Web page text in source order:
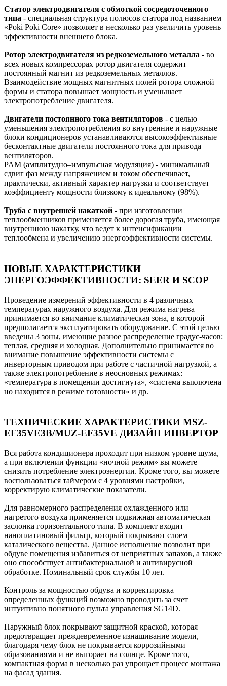
Статор электродвигателя с обмоткой сосредоточенного
типа - специальная структура полюсов статора под названием
«Poki Poki Core» позволяет в несколько раз увеличить уровень
эффективности внешнего блока.
Ротор электродвигателя из редкоземельного металла - во
всех новых компрессорах ротор двигателя содержит
постоянный магнит из редкоземельных металлов.
Взаимодействие мощных магнитных полей ротора сложной
формы и статора повышает мощность и уменьшает
электропотребление двигателя.
Двигатели постоянного тока вентиляторов - с целью
уменьшения электропотребления во внутренние и наружные
блоки кондиционеров устанавливаются высокоэффективные
бесконтактные двигатели постоянного тока для привода
вентиляторов.
PAM (амплитудно–импульсная модуляция) - минимальный
сдвиг фаз между напряжением и током обеспечивает,
практически, активный характер нагрузки и соответствует
коэффициенту мощности близкому к идеальному (98%).
Труба с внутренней накаткой - при изготовлении
теплообменников применяется более дорогая труба, имеющая
внутреннюю накатку, что ведет к интенсификации
теплообмена и увеличению энергоэффективности системы.
НОВЫЕ ХАРАКТЕРИСТИКИ
ЭНЕРГОЭФФЕКТИВНОСТИ: SEER И SCOP
Проведение измерений эффективности в 4 различных
температурах наружного воздуха. Для режима нагрева
принимается во внимание климатическая зона, в которой
предполагается эксплуатировать оборудование. С этой целью
введены 3 зоны, имеющие разное распределение градус-часов:
теплая, средняя и холодная. Дополнительно принимается во
внимание повышение эффективности системы с
инверторным приводом при работе с частичной нагрузкой, а
также электропотребление в неосновных режимах:
«температура в помещении достигнута», «система выключена
но находится в режиме готовности» и др.
ТЕХНИЧЕСКИЕ ХАРАКТЕРИСТИКИ MSZ-
EF35VE3B/MUZ-EF35VE ДИЗАЙН ИНВЕРТОР
Вся работа кондиционера проходит при низком уровне шума,
а при включении функции «ночной режим» вы можете
снизить потребление электроэнергии. Кроме того, вы можете
воспользоваться таймером с 4 уровнями настройки,
корректирую климатические показатели.
Для равномерного распределения охлажденного или
нагретого воздуха применяется подвижная автоматическая
заслонка горизонтального типа. В комплект входит
наноплатиновый фильтр, который покрывают слоем
каталического вещества. Данное исполнение позволит при
обдуве помещения избавиться от неприятных запахов, а также
оно способствует антибактериальной и антивирусной
обработке. Номинальный срок службы 10 лет.
Контроль за мощностью обдува и корректировка
определенных функций возможно проводить за счет
интуитивно понятного пульта управления SG14D.
Наружный блок покрывают защитной краской, которая
предотвращает преждевременное изнашивание модели,
благодаря чему блок не покрывается коррозийными
образованиями и не выгорает на солнце. Кроме того,
компактная форма в несколько раз упрощает процесс монтажа
на фасад здания.